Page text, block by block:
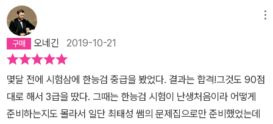
오네긴 2019-10-21
몇달 전에 시험삼에 한능검 중급을 봤었다. 결과는 합격!그것도 90점
대로 해서 3급을 땄다. 그때는 한능검 시험이 난생처음이라 어떻게
준비하는지도 몰라서 일단 최태성 쌤의 문제집으로만 준비했었는데